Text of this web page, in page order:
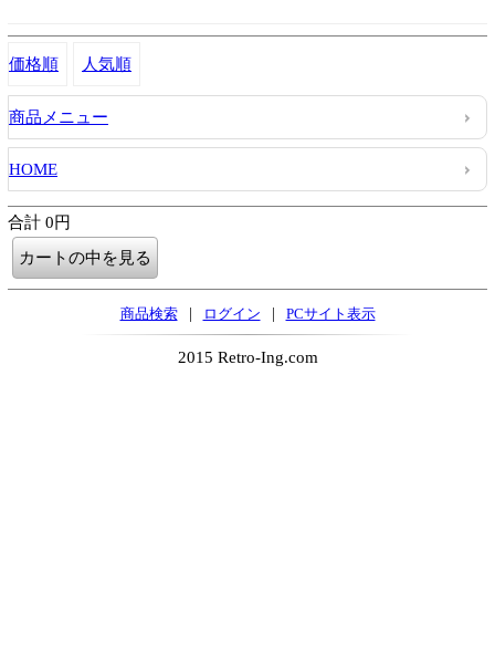
価格順 人気順
商品メニュー
HOME
合計 0円
商品検索 | ログイン | PCサイト表示
2015 Retro-Ing.com